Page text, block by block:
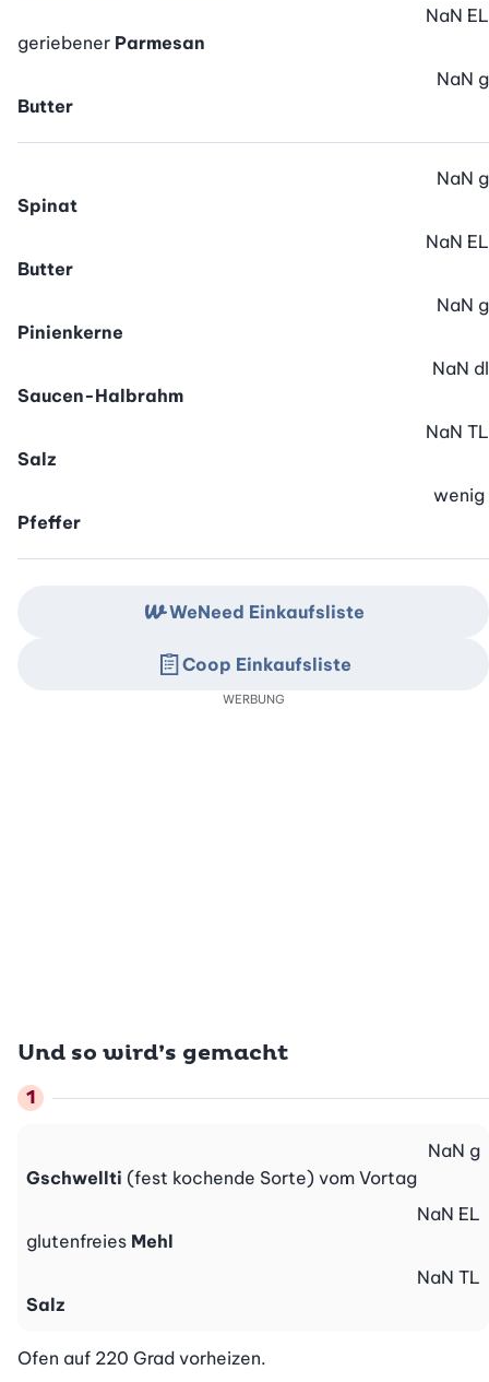
geriebener Parmesan
NaN EL
Butter
NaN g
Spinat
NaN g
Butter
NaN EL
Pinienkerne
NaN g
Saucen-Halbrahm
NaN dl
Salz
NaN TL
Pfeffer
wenig
Und so wird’s gemacht
Gschwellti (fest kochende Sorte) vom Vortag
NaN g
glutenfreies Mehl
NaN EL
Salz
NaN TL
Ofen auf 220 Grad vorheizen.
WeNeed Einkaufsliste
Coop Einkaufsliste
WERBUNG